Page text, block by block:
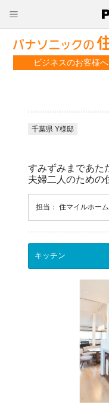
ビジネスのお客様へ
千葉県 Y様邸
すみずみまであた
夫婦二人のための
担当： 住マイルホー